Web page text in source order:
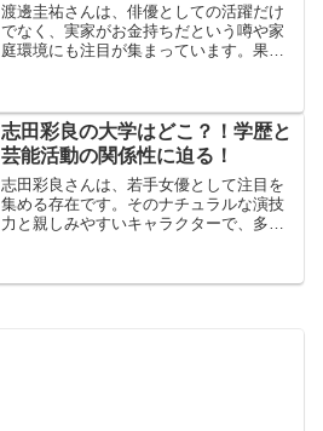
渡邊圭祐さんは、俳優としての活躍だけ
でなく、実家がお金持ちだという噂や家
庭環境にも注目が集まっています。果た
ついて徹底解説します。さら...
志田彩良の大学はどこ？！学歴と
芸能活動の関係性に迫る！
志田彩良さんは、若手女優として注目を
集める存在です。そのナチュラルな演技
力と親しみやすいキャラクターで、多く
は、彼女のキャリアや将来性を語る上で